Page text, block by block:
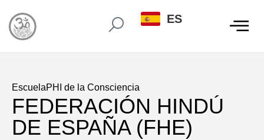
ES
EscuelaPHI de la Consciencia
FEDERACIÓN HINDÚ
DE ESPAÑA (FHE)